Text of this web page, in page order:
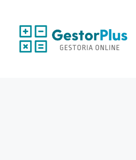
contenido